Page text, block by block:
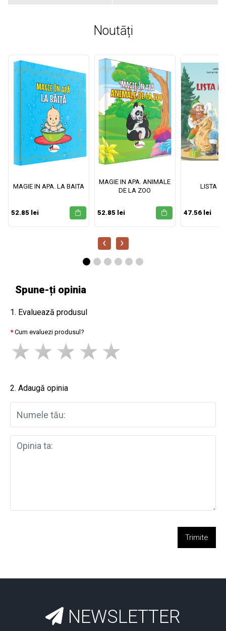
Noutāți
MAGIE IN APA. LA BAITA
52.85 lei
MAGIE IN APA. ANIMALE
DE LA ZOO
52.85 lei
LISTA
47.56 lei
‹ ›
Spune-ți opinia
1. Evaluează produsul
Cum evaluezi produsul?
2. Adaugă opinia
Trimite
NEWSLETTER